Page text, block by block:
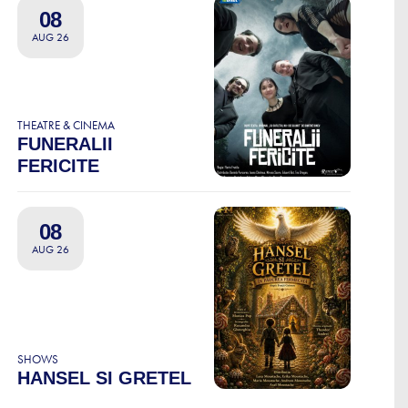
08
AUG 26
THEATRE & CINEMA
FUNERALII
FERICITE
08
AUG 26
SHOWS
HANSEL SI GRETEL